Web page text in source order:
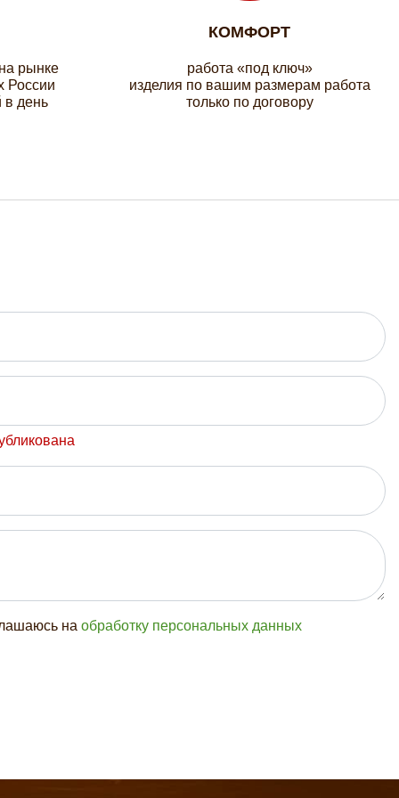
рынке
России
в день
КОМФОРТ
работа «под ключ»
изделия по вашим размерам работа
только по договору
на обработку персональных данных